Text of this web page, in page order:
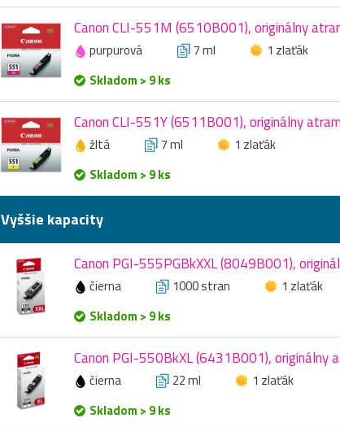
Canon CLI-551M (6510B001), originálny
purpurová 7 ml
1 zlaťák
Skladom > 9 ks
Canon CLI-551Y (6511B001), originálny
žltá 7 ml
1 zlaťák
Skladom > 9 ks
Vyššie kapacity
Canon PGI-555PGBkXXL (8049B001),
čierna 1000 stran
1 zlaťák
Skladom > 9 ks
Canon PGI-550BkXL (6431B001), originálny
čierna 22 ml
1 zlaťák
Skladom > 9 ks